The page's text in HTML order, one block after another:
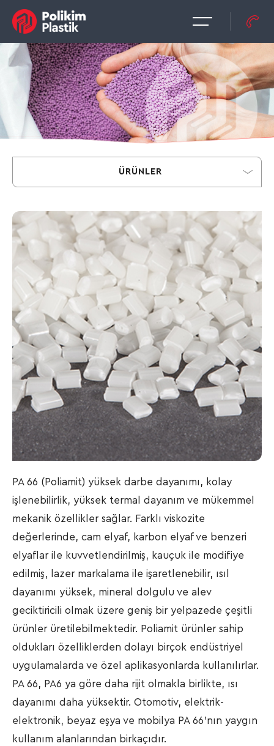
ÜRÜNLER
PA 66 (Poliamit) yüksek darbe dayanımı, kolay
işlenebilirlik, yüksek termal dayanım ve mükemmel
mekanik özellikler sağlar. Farklı viskozite
değerlerinde, cam elyaf, karbon elyaf ve benzeri
elyaflar ile kuvvetlendirilmiş, kauçuk ile modifiye
edilmiş, lazer markalama ile işaretlenebilir, ısıl
dayanımı yüksek, mineral dolgulu ve alev
geciktiricili olmak üzere geniş bir yelpazede çeşitli
ürünler üretilebilmektedir. Poliamit ürünler sahip
oldukları özelliklerden dolayı birçok endüstriyel
uygulamalarda ve özel aplikasyonlarda kullanılırlar.
PA 66, PA6 ya göre daha rijit olmakla birlikte, ısı
dayanımı daha yüksektir. Otomotiv, elektrik-
elektronik, beyaz eşya ve mobilya PA 66’nın yaygın
kullanım alanlarından birkaçıdır.